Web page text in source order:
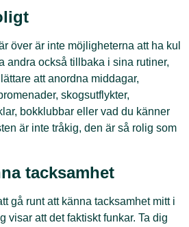
över är inte möjligheterna att ha kul
andra också tillbaka i sina rutiner,
att anordna middagar,
skogsutflykter,
bokklubbar eller vad du känner
är inte tråkig, den är så rolig som
tacksamhet
gå runt att känna tacksamhet mitt i
visar att det faktiskt funkar. Ta dig